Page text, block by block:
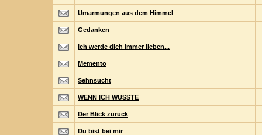
Umarmungen aus dem Himmel
Gedanken
Ich werde dich immer lieben...
Memento
Sehnsucht
WENN ICH WÜSSTE
Der Blick zurück
Du bist bei mir